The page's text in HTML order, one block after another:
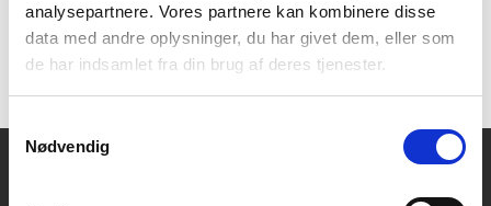
analysepartnere. Vores partnere kan kombinere disse
data med andre oplysninger, du har givet dem, eller som
de har indsamlet fra din brug af deres tjenester.
Samtykkevalg
Nødvendig
Vi har i øjeblikket ikke nogle produkter med dette
mærke.